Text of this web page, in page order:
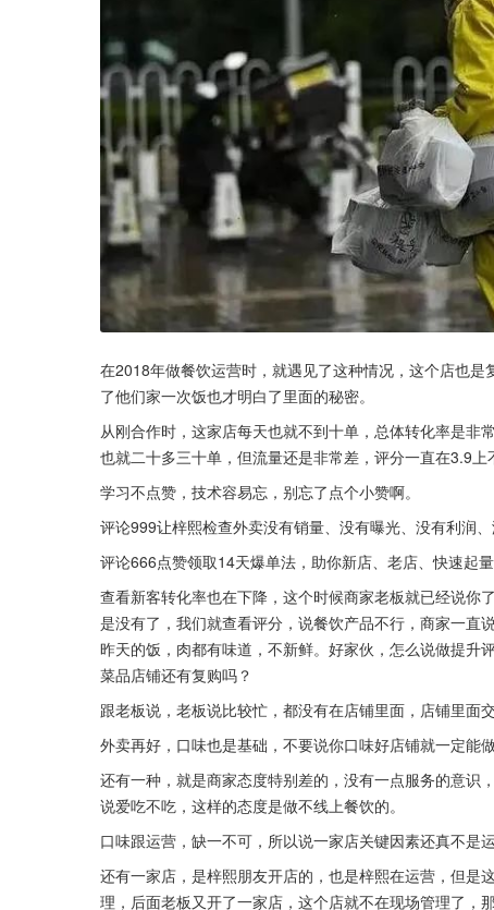
在2018年做餐饮运营时，就遇见了这种情况，这个店也
了他们家一次饭也才明白了里面的秘密。
从刚合作时，这家店每天也就不到十单，总体转化率是非
也就二十多三十单，但流量还是非常差，评分一直在3.9
学习不点赞，技术容易忘，别忘了点个小赞啊。
评论999让梓熙检查外卖没有销量、没有曝光、没有利润、
评论666点赞领取14天爆单法，助你新店、老店、快速起量
查看新客转化率也在下降，这个时候商家老板就已经说你
是没有了，我们就查看评分，说餐饮产品不行，商家一直
昨天的饭，肉都有味道，不新鲜。好家伙，怎么说做提升
菜品店铺还有复购吗？
跟老板说，老板说比较忙，都没有在店铺里面，店铺里面
外卖再好，口味也是基础，不要说你口味好店铺就一定能
还有一种，就是商家态度特别差的，没有一点服务的意识
说爱吃不吃，这样的态度是做不线上餐饮的。
口味跟运营，缺一不可，所以说一家店关键因素还真不是
还有一家店，是梓熙朋友开店的，也是梓熙在运营，但是
理，后面老板又开了一家店，这个店就不在现场管理了，